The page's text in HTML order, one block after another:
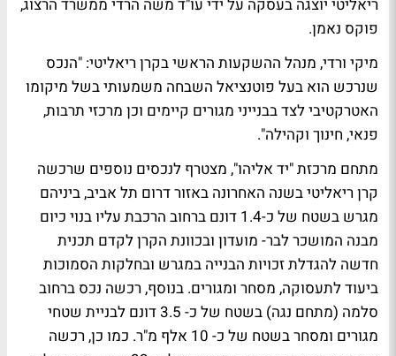
ריאליטי יוצגה בעסקה על ידי עו"ד משה הרדי ממשרד הרצוג,
פוקס נאמן.
מיקי ורדי, מנהל ההשקעות הראשי בקרן ריאליטי: "הנכס
שנרכש הוא בעל פוטנציאל השבחה משמעותי בשל מיקומו
האטרקטיבי לצד בבנייני מגורים קיימים וכן מרכזי תרבות,
פנאי, חינוך וקהילה".
מתחם מרכזת "יד אליהו", מצטרף לנכסים נוספים שרכשה
קרן ריאליטי בשנה האחרונה באזור דרום תל אביב, ביניהם
מגרש בשטח של כ-1.4 דונם ברחוב הרכבת עליו בנוי כיום
מבנה המושכר לבר- מועדון ובכוונת הקרן לקדם תכנית
חדשה להגדלת זכויות הבנייה במגרש ובחלקות הסמוכות
ביעוד לתעסוקה, מסחר ומגורים. בנוסף, רכשה נכס ברחוב
סלמה (מתחם נגה) בשטח של כ- 3.5 דונם לבניית שטחי
מגורים ומסחר בשטח של כ- 10 אלף מ"ר. כמו כן, רכשה